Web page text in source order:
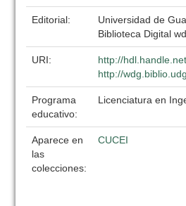
Editorial:
Universidad de
Biblioteca Digital
URI:
http://
http://
Programa
educativo:
Licenciatura en
Aparece en
las
colecciones:
CUCEI